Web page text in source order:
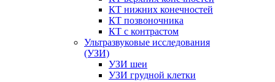
КТ нижних конечностей
КТ позвоночника
КТ с контрастом
Ультразвуковые исследования
(УЗИ)
УЗИ шеи
УЗИ грудной клетки